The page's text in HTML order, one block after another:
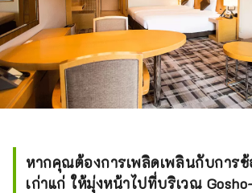
หากคุณต้องการเพลิดเพลินกับการ
เก่าแก่ ให้มุ่งหน้าไปที่บริเวณ